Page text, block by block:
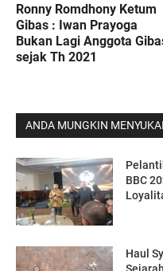
Ronny Romdhony Ketum
Gibas : Iwan Prayoga
Bukan Lagi Anggota
sejak Th 2021
ANDA MUNGKIN
BBC
Haul